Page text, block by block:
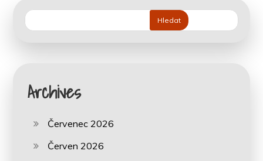
Hledat
Archives
Červenec 2026
Červen 2026